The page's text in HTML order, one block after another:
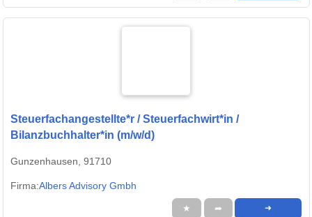
Steuerfachangestellte*r / Steuerfachwirt*in /
Bilanzbuchhalter*in (m/w/d)
Gunzenhausen, 91710
Firma:Albers Advisory Gmbh
★ ➦ ➜